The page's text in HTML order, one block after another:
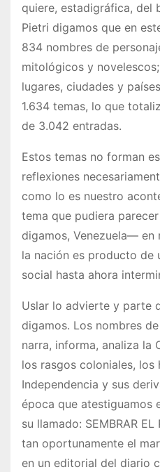
quiere, estadigráfica, del
Pietri digamos que en
834 nombres de
mitológicos y
lugares, ciudades y
1.634 temas, lo que
de 3.042 entradas.
Estos temas no forman
reflexiones
como lo es nuestro
tema que pudiera
digamos, Venezuela—
la nación es producto de
social hasta ahora
Uslar lo advierte y parte
digamos. Los nombres
narra, informa, analiza la
los rasgos coloniales, los
Independencia y sus
época que atestiguamos
su llamado: SEMBRAR
tan oportunamente el
en un editorial del diario